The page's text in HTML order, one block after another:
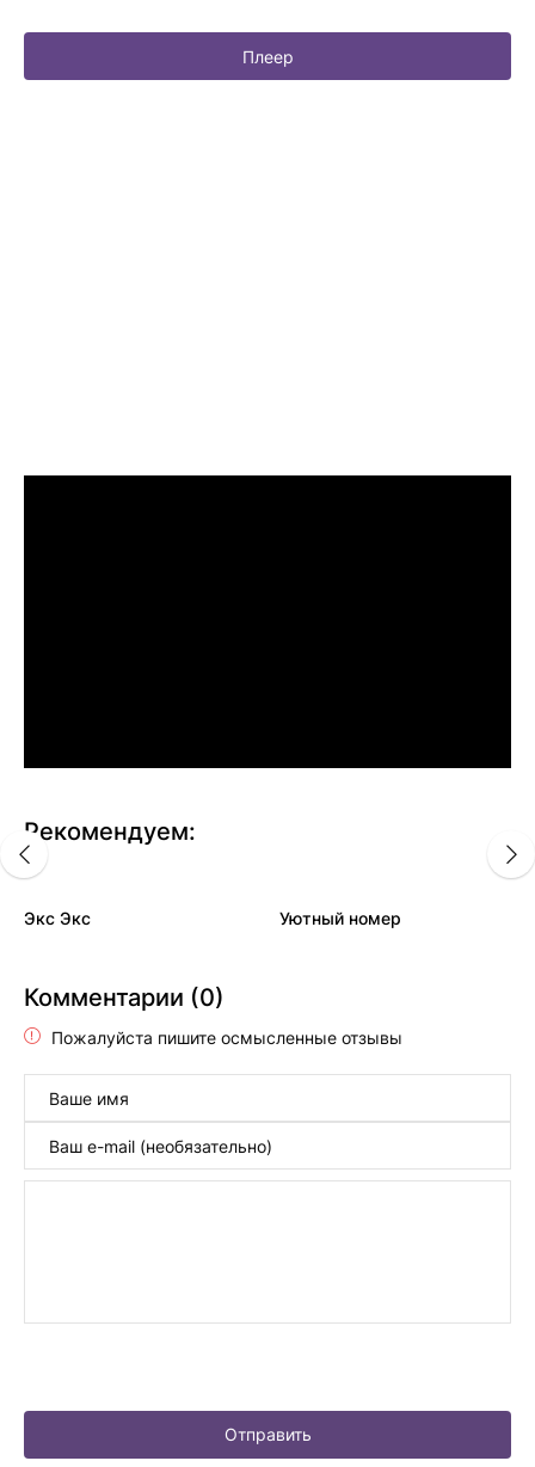
Плеер
Рекомендуем:
Экс Экс Уютный номер
Комментарии (0)
Пожалуйста пишите осмысленные отзывы
Отправить